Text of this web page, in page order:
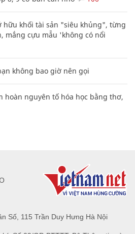
hữu khối tài sản "siêu khủng", từng
mắng cựu mẫu 'không có nổi
không bao giờ nên gọi
hoàn nguyên tố hóa học bằng thơ,
Số, 115 Trần Duy Hưng Hà Nội